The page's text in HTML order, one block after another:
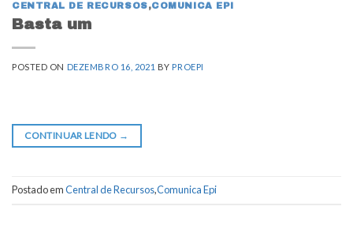
CENTRAL DE RECURSOS,COMUNICA EPI
Basta um
POSTED ON DEZEMBRO 16, 2021 BYPROEPI
CONTINUAR LENDO →
Postado emCentral de Recursos,Comunica Epi